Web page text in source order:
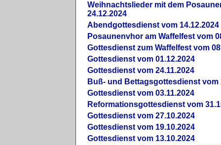
Weihnachtslieder mit dem
24.12.2024
Abendgottesdienst vom 14.12.2024
Posaunenvhor am Waffelfest vom
Gottesdienst zum Waffelfest vom
Gottesdienst vom 01.12.2024
Gottesdienst vom 24.11.2024
Buß- und Bettagsgottesdienst vom
Gottesdienst vom 03.11.2024
Reformationsgottesdienst vom
Gottesdienst vom 27.10.2024
Gottesdienst vom 19.10.2024
Gottesdienst vom 13.10.2024